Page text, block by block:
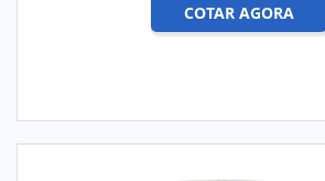
COTAR AGORA